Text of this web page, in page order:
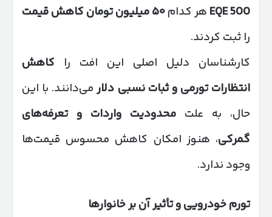
EQE 500 هر کدام۵۰میلیون تومان کاهش قیمت
را ثبت کردند.
کارشناسان دلیل اصلی این افت را کاهش
انتظارات تورمی و ثبات نسبی دلارمی‌دانند. با این
حال، به علت محدودیت واردات و تعرفه‌های
گمرکی، هنوز امکان کاهش محسوس قیمت‌ها
وجود ندارد.
تورم خودرویی و تأثیر آن بر خانوارها